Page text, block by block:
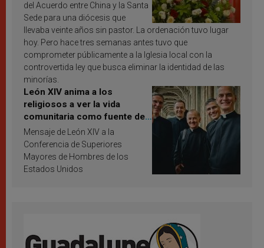
del Acuerdo entre China y la Santa
Sede para una diócesis que
llevaba veinte años sin pastor. La ordenación tuvo lugar
hoy. Pero hace tres semanas antes tuvo que
comprometer públicamente a la Iglesia local con la
controvertida ley que busca eliminar la identidad de las
minorías.
León XIV anima a los
religiosos a ver la vida
comunitaria como fuente de
inspiración y santificación
Mensaje de León XIV a la
Conferencia de Superiores
Mayores de Hombres de los
Estados Unidos